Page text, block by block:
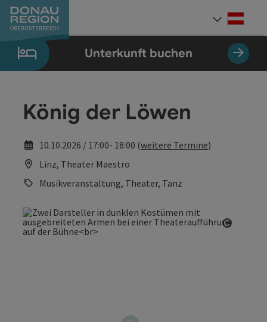
Zum Inhalt
Zur Navigation
Zum Seitenanfang
Zur Kontaktseite
Zum Impressum
Zur Startseite
Unterkunft buchen
König der Löwen
10.10.2026 / 17:00- 18:00 (weitere Termine)
Linz, Theater Maestro
Musikveranstaltung, Theater, Tanz